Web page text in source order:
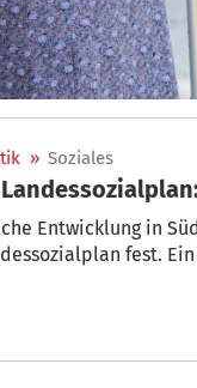
» Soziales

Entwicklung in
fest.